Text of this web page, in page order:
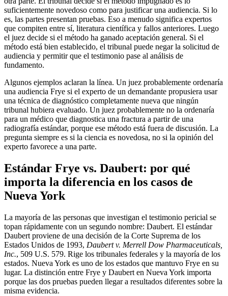
suficientemente novedoso como para justificar una audiencia. Si lo
es, las partes presentan pruebas. Eso a menudo significa expertos
que compiten entre sí, literatura científica y fallos anteriores. Luego
el juez decide si el método ha ganado aceptación general. Si el
método está bien establecido, el tribunal puede negar la solicitud de
audiencia y permitir que el testimonio pase al análisis de
fundamento.
Algunos ejemplos aclaran la línea. Un juez probablemente ordenaría
una audiencia Frye si el experto de un demandante propusiera usar
una técnica de diagnóstico completamente nueva que ningún
tribunal hubiera evaluado. Un juez probablemente no la ordenaría
para un médico que diagnostica una fractura a partir de una
radiografía estándar, porque ese método está fuera de discusión. La
pregunta siempre es si la ciencia es novedosa, no si la opinión del
experto favorece a una parte.
Estándar Frye vs. Daubert: por qué
importa la diferencia en los casos de
Nueva York
La mayoría de las personas que investigan el testimonio pericial se
topan rápidamente con un segundo nombre: Daubert. El estándar
Daubert proviene de una decisión de la Corte Suprema de los
Estados Unidos de 1993, Daubert v. Merrell Dow Pharmaceuticals,
Inc., 509 U.S. 579. Rige los tribunales federales y la mayoría de los
estados. Nueva York es uno de los estados que mantuvo Frye en su
lugar. La distinción entre Frye y Daubert en Nueva York importa
porque las dos pruebas pueden llegar a resultados diferentes sobre la
misma evidencia.